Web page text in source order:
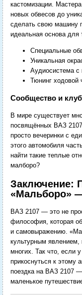
кастомизации.
новых обвесов до
сделать свою машину
идеальная основа для
Специальные
Уникальная
Аудиосистема с
Тюнинг ходовой
Сообщество и
В мире существует
посвящённых ВАЗ
просто вечеринки с
этого автомобиля
найти такие теплые
малборо?
Заключение:
«Мальборо»
ВАЗ 2107 — это не
философия, которая
и самовыражению.
культурным явлением,
многих. Так что, если
прикоснуться к этому
поездка на ВАЗ 2107 —
маленькое